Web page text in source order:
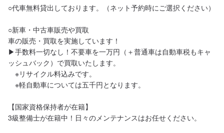
○代車無料貸出しております。（ネット予約時にご選択ください）
○新車・中古車販売や買取
車の販売・買取を実施しています！
▶︎手数料一切なし！不要車を一万円（＋普通車は自動車税もキャ
ッシュバック）で買取いたします。
※リサイクル料込みです。
※軽自動車については五千円となります。
【国家資格保持者が在籍】
3級整備士が在籍中！日々のメンテナンスはお任せください。